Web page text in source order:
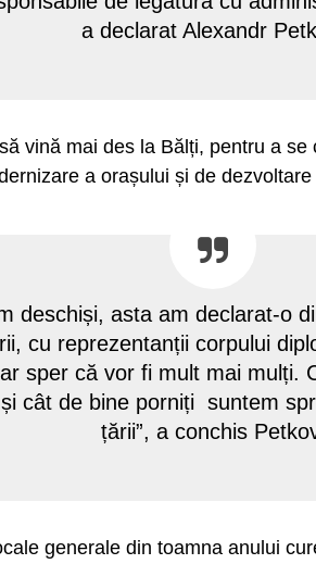
a declarat Alexandr
vină mai des la Bălți, pentru a
a orașului și de dezvoltare
deschiși, asta am declarat-o
cu reprezentanții corpului
sper că vor fi mult mai mulți.
cât de bine porniți suntem
țării”, a conchis
generale din toamna anului